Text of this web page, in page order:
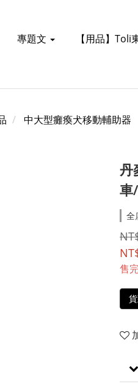
專題文 【用品】Toli
中大型癱瘓犬移動輔助器
丹
車
全
售